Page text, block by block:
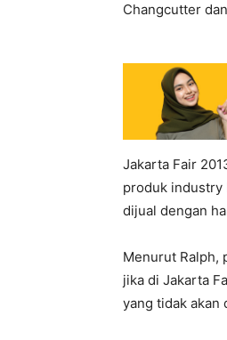
Changcutter
Jakarta Fair
produk industry
dijual dengan
Menurut Ralph,
jika di Jakarta
yang tidak akan